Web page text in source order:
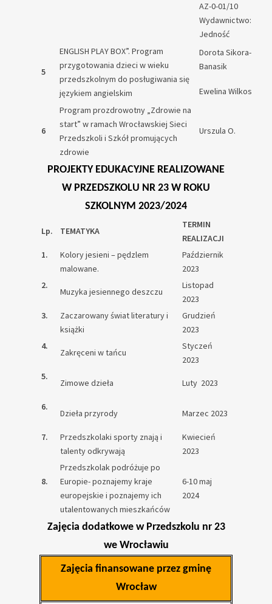
AZ-0-01/10
Wydawnictwo:
Jedność
5
ENGLISH PLAY BOX”. Program
przygotowania dzieci w wieku
przedszkolnym do posługiwania się
językiem angielskim
Dorota Sikora-
Banasik
Ewelina Wilkos
6
Program prozdrowotny „Zdrowie na
start” w ramach Wrocławskiej Sieci
Przedszkoli i Szkół promujących
zdrowie
Urszula O.
PROJEKTY EDUKACYJNE REALIZOWANE
W PRZEDSZKOLU NR 23 W ROKU
SZKOLNYM 2023/2024
Lp. TEMATYKA
TERMIN
REALIZACJI
1.
Kolory jesieni – pędzlem
malowane.
Październik
2023
2.
Muzyka jesiennego deszczu
Listopad
2023
3.
Zaczarowany świat literatury i
książki
Grudzień
2023
4.
Zakręceni w tańcu
Styczeń
2023
5.
Zimowe dzieła Luty 2023
6.
Dzieła przyrody Marzec 2023
7.
Przedszkolaki sporty znają i
talenty odkrywają
Kwiecień
2023
8.
Przedszkolak podróżuje po
Europie- poznajemy kraje
europejskie i poznajemy ich
utalentowanych mieszkańców
6-10 maj
2024
Zajęcia dodatkowe w Przedszkolu nr 23
we Wrocławiu
Zajęcia finansowane przez gminę
Wrocław